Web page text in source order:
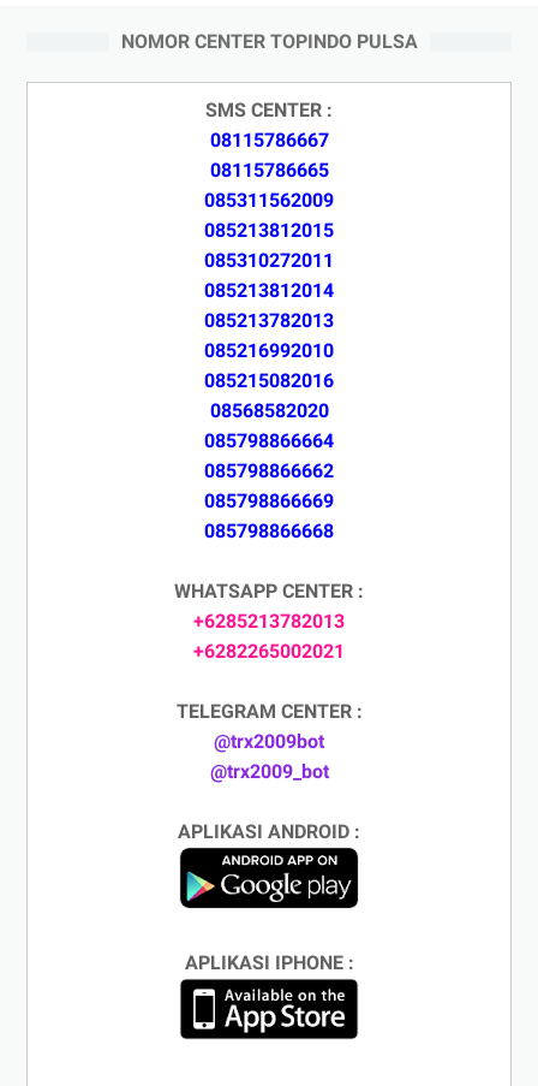
NOMOR CENTER TOPINDO PULSA
SMS CENTER :
08115786667
08115786665
085311562009
085213812015
085310272011
085213812014
085213782013
085216992010
085215082016
08568582020
085798866664
085798866662
085798866669
085798866668
WHATSAPP CENTER :
+6285213782013
+6282265002021
TELEGRAM CENTER :
@trx2009bot
@trx2009_bot
APLIKASI ANDROID :
APLIKASI IPHONE :